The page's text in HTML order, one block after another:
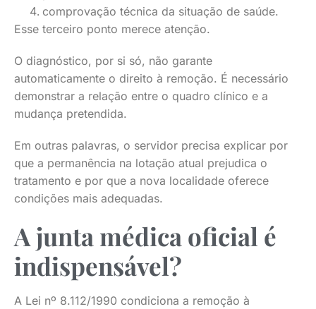
comprovação técnica da situação de saúde.
Esse terceiro ponto merece atenção.
O diagnóstico, por si só, não garante
automaticamente o direito à remoção. É necessário
demonstrar a relação entre o quadro clínico e a
mudança pretendida.
Em outras palavras, o servidor precisa explicar por
que a permanência na lotação atual prejudica o
tratamento e por que a nova localidade oferece
condições mais adequadas.
A junta médica oficial é
indispensável?
A Lei nº 8.112/1990 condiciona a remoção à